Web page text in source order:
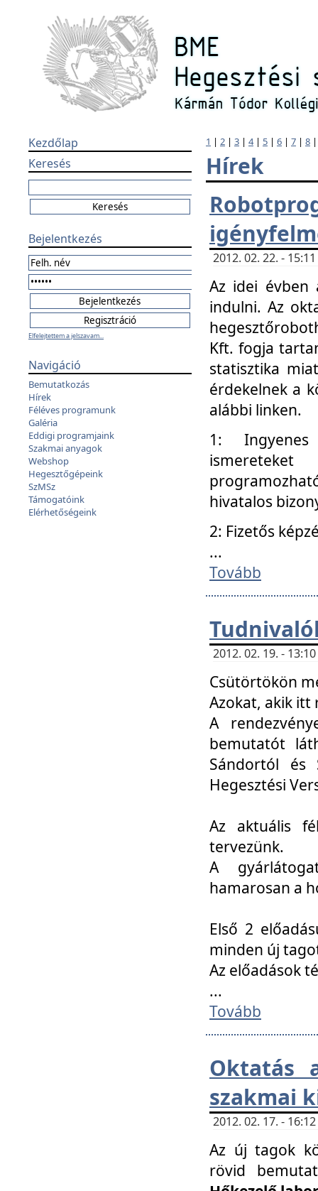
Kezdőlap
Keresés
Bejelentkezés
Elfelejtettem a jelszavam...
Navigáció
Bemutatkozás
Hírek
Féléves programunk
Galéria
Eddigi programjaink
Szakmai anyagok
Webshop
Hegesztőgépeink
SzMSz
Támogatóink
Elérhetőségeink
1 | 2 | 3 | 4| 5 | 6 | 7 | 8
Hírek
2012. 02. 22. -
Az idei évben
indulni. Az
Kft. fogja
statisztika
érdekelnek a
alábbi linken.
1: Ingyenes
hivatalos
2: Fizetős
...
Tovább
2012. 02. 19. -
Csütörtökön
Azokat, akik itt
A
bemutatót
Sándortól és
Hegesztési
Az aktuális
tervezünk.
A
hamarosan a
Első 2
minden új
Az előadások
...
Tovább
Oktatás
szakmai
2012. 02. 17. -
Az új tagok
rövid